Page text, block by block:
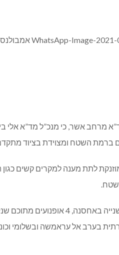
מרחב אשר, כי מנכ”ל מד”א
ברמת השטח ומצוידת בציוד
לתת מענה למקרים קשים כגון
בערב אל עראמשה ובשלומי